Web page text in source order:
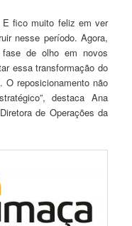
fico muito feliz em ver
nesse período. Agora,
de olho em novos
essa transformação do
O reposicionamento não
destaca Ana
de Operações da